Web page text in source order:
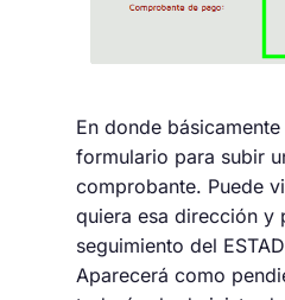
En donde
formulario para subir
comprobante. Puede
quiera esa dirección y
seguimiento del
Aparecerá como